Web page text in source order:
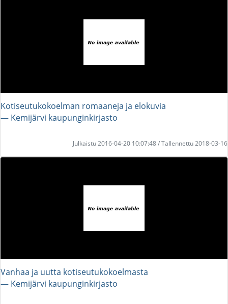
Kotiseutukokoelman romaaneja ja elokuvia
― Kemijärvi kaupunginkirjasto
Julkaistu 2016-04-20 10:07:48 / Tallennettu 2018-03-16
Vanhaa ja uutta kotiseutukokoelmasta
― Kemijärvi kaupunginkirjasto